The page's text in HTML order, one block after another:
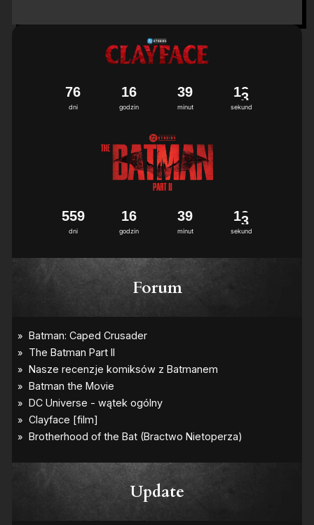
dni
76
godzin
16
minut
39
sekund
12
dni
559
godzin
16
minut
39
sekund
12
Forum
Update